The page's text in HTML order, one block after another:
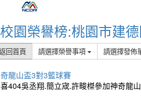
校園榮譽榜:桃園市建
回首頁 請選擇榮譽事項 請選擇發佈
龍山盃3對3籃球賽
404吳丞翔.簡立宬.許畯榤參加神奇龍